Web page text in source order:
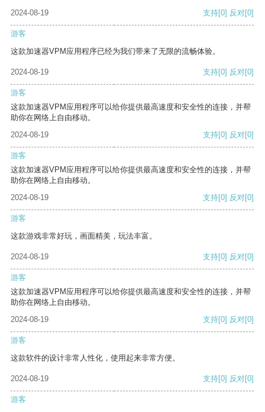
2024-08-19 支持[0] 反对[0]
游客
这款加速器VPM应用程序已经为我们带来了无限的流畅体验。
2024-08-19 支持[0] 反对[0]
游客
这款加速器VPM应用程序可以给你提供最高速度和安全性的连接，并帮
助你在网络上自由移动。
2024-08-19
支持[0] 反对[0]
游客
这款加速器VPM应用程序可以给你提供最高速度和安全性的连接，并帮
助你在网络上自由移动。
2024-08-19
支持[0] 反对[0]
游客
这款游戏非常好玩，画面精美，玩法丰富。
2024-08-19 支持[0] 反对[0]
游客
这款加速器VPM应用程序可以给你提供最高速度和安全性的连接，并帮
助你在网络上自由移动。
2024-08-19
支持[0] 反对[0]
游客
这款软件的设计非常人性化，使用起来非常方便。
2024-08-19 支持[0] 反对[0]
游客